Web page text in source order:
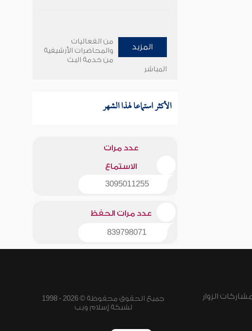
المزيد
من الفعاليات
والمحاضرات الأرشيفية
من خدمة البث
المباشر
الأكثر استماعا لهذا الشهر
عدد مرات
الاستماع
3095011255
عدد مرات الحفظ
839798071
الزوار
جميع الحقوق محفوظة © 2026 - 1998
لشبكة إسلام ويب